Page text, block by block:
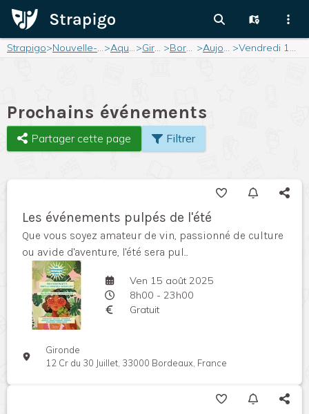
Strapigo> Nouvelle-Aquitaine> Aquitaine> Gironde > Bordeaux > Aujourd'hui > Vendredi 15 août 2025
Prochains événements
Partager cette page Filtrer
Les événements pulpés de l'été
Que vous soyez amateur de vin, passionné de culture
ou avide d'aventure, l'été sera pul...
Ven 15 août 2025
8h00 - 23h00
Gratuit
Gironde
12 Cr du 30 Juillet, 33000 Bordeaux, France